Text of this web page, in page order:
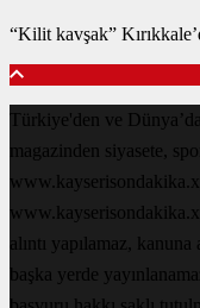
“Kilit kavşak”
Türkiye'den ve
magazinden siyasete,
alıntı yapılamaz,
başka yerde